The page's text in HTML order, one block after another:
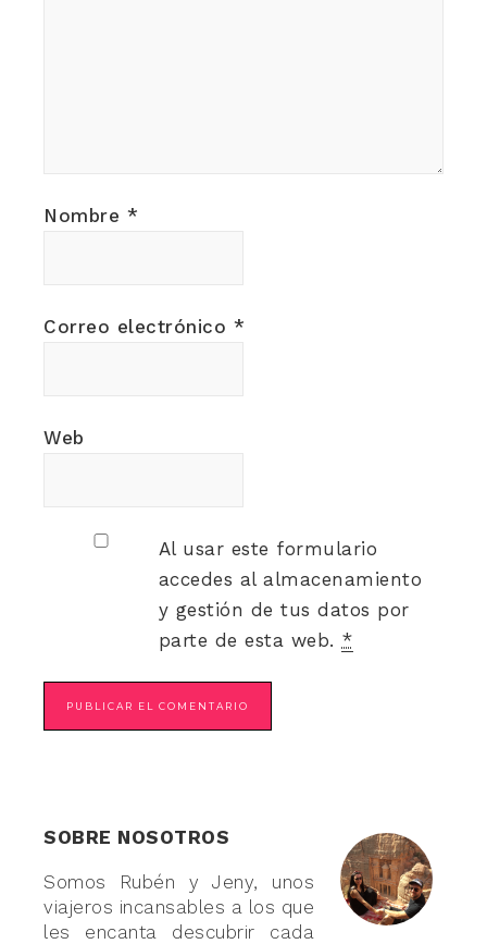
Nombre *
Correo electrónico *
Web
Al usar este formulario
accedes al almacenamiento
y gestión de tus datos por
parte de esta web. *
SOBRE NOSOTROS
Somos Rubén y Jeny, unos
viajeros incansables a los que
les encanta descubrir cada